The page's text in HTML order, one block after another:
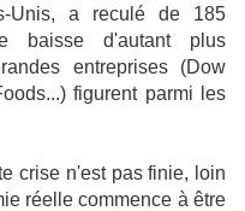
Unis, a reculé de 185
baisse d'autant plus
entreprises (Dow
figurent parmi les
crise n'est pas finie, loin
réelle commence à être